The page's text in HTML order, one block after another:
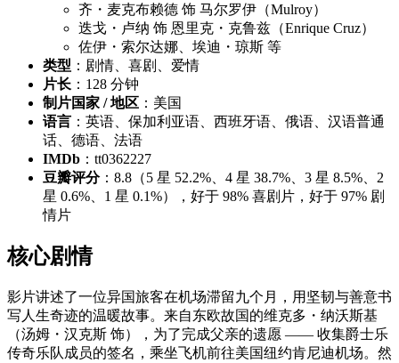
齐・麦克布赖德 饰 马尔罗伊（Mulroy）
迭戈・卢纳 饰 恩里克・克鲁兹（Enrique Cruz）
佐伊・索尔达娜、埃迪・琼斯 等
类型 ：剧情、喜剧、爱情
片长 ：128 分钟
制片国家 / 地区 ：美国
语言 ：英语、保加利亚语、西班牙语、俄语、汉语普通
话、德语、法语
IMDb ：tt0362227
豆瓣评分：8.8（5 星 52.2%、4 星 38.7%、3 星 8.5%、2
星 0.6%、1 星 0.1%），好于 98% 喜剧片，好于 97% 剧
情片
核心剧情
影片讲述了一位异国旅客在机场滞留九个月，用坚韧与善意书
写人生奇迹的温暖故事。来自东欧故国的维克多・纳沃斯基
（汤姆・汉克斯 饰），为了完成父亲的遗愿 —— 收集爵士乐
传奇乐队成员的签名，乘坐飞机前往美国纽约肯尼迪机场。然